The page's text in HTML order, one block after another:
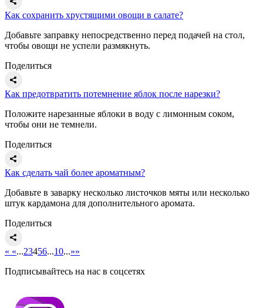
Как сохранить хрустящими овощи в салате?
Добавьте заправку непосредственно перед подачей на стол,
чтобы овощи не успели размякнуть.
Поделиться
Как предотвратить потемнение яблок после нарезки?
Положите нарезанные яблоки в воду с лимонным соком,
чтобы они не темнели.
Поделиться
Как сделать чай более ароматным?
Добавьте в заварку несколько листочков мяты или несколько
штук кардамона для дополнительного аромата.
Поделиться
« «...23456...10...»»
Подписывайтесь на нас в соцсетях